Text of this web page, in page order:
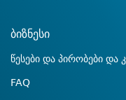
ბიზნესი
წესები და პირობები
FAQ